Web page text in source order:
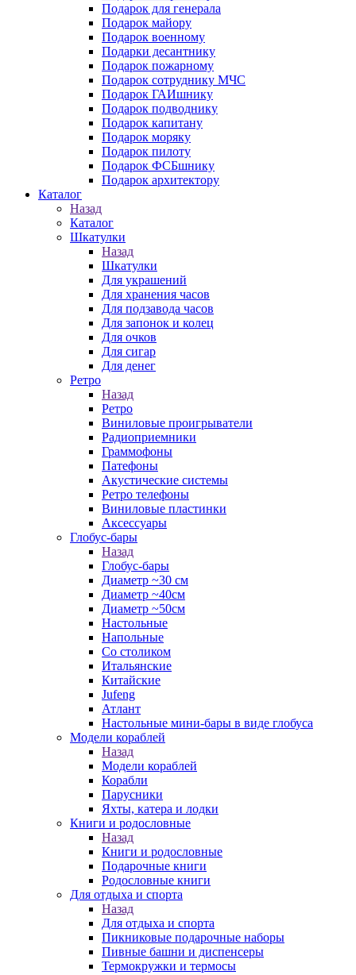
Подарок для генерала
Подарок майору
Подарок военному
Подарки десантнику
Подарок пожарному
Подарок сотруднику МЧС
Подарок ГАИшнику
Подарок подводнику
Подарок капитану
Подарок моряку
Подарок пилоту
Подарок ФСБшнику
Подарок архитектору
Каталог
Назад
Каталог
Шкатулки
Назад
Шкатулки
Для украшений
Для хранения часов
Для подзавода часов
Для запонок и колец
Для очков
Для сигар
Для денег
Ретро
Назад
Ретро
Виниловые проигрыватели
Радиоприемники
Граммофоны
Патефоны
Акустические системы
Ретро телефоны
Виниловые пластинки
Аксессуары
Глобус-бары
Назад
Глобус-бары
Диаметр ~30 см
Диаметр ~40см
Диаметр ~50см
Настольные
Напольные
Со столиком
Итальянские
Китайские
Jufeng
Атлант
Настольные мини-бары в виде глобуса
Модели кораблей
Назад
Модели кораблей
Корабли
Парусники
Яхты, катера и лодки
Книги и родословные
Назад
Книги и родословные
Подарочные книги
Родословные книги
Для отдыха и спорта
Назад
Для отдыха и спорта
Пикниковые подарочные наборы
Пивные башни и диспенсеры
Термокружки и термосы